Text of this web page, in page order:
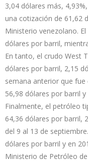
3,04 dólares más,
una cotización de 61,62
Ministerio venezolano.
dólares por barril,
En tanto, el crudo West
dólares por barril, 2,15
semana anterior que
56,98 dólares por barril
Finalmente, el petróleo
64,36 dólares por barril,
del 9 al 13 de
dólares por barril y en
Ministerio de Petróleo